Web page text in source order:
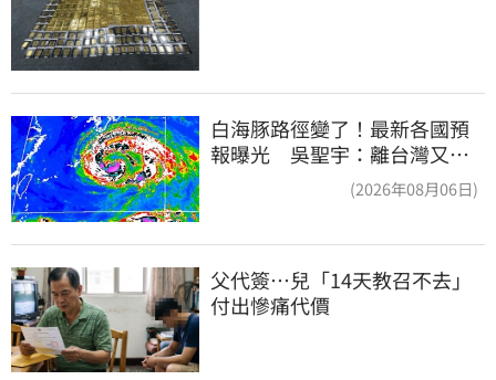
白海豚路徑變了！最新各國預
報曝光 吳聖宇：離台灣又更
(2026年08月06日)
父代簽…兒「14天教召不去」
付出慘痛代價